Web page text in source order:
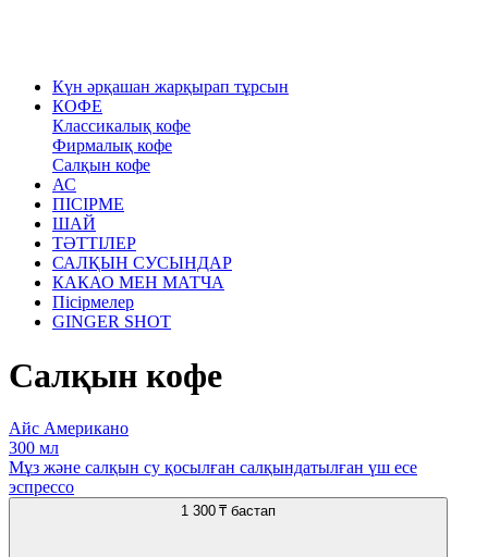
Күн әрқашан жарқырап тұрсын
КОФЕ
Классикалық кофе
Фирмалық кофе
Салқын кофе
АС
ПІСІРМЕ
ШАЙ
ТӘТТІЛЕР
САЛҚЫН СУСЫНДАР
КАКАО МЕН МАТЧА
Пісірмелер
GINGER SHOT
Салқын кофе
Айс Американо
300 мл
Мұз және салқын су қосылған салқындатылған үш есе
эспрессо
1 300 ₸ бастап